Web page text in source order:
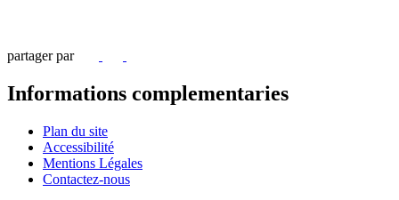
partager par
Informations complementaries
Plan du site
Accessibilité
Mentions Légales
Contactez-nous